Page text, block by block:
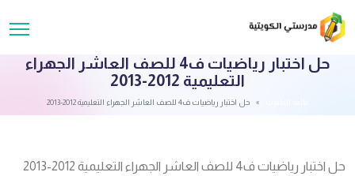
حل اختبار رياضيات ف4 للصف العاشر الجهراء
التعليمية 2012-2013
حل اختبار رياضيات ف4 للصف العاشر الجهراء التعليمية 2012-2013
حل اختبار رياضيات ف4 للصف العاشر الجهراء التعليمية 2012-2013